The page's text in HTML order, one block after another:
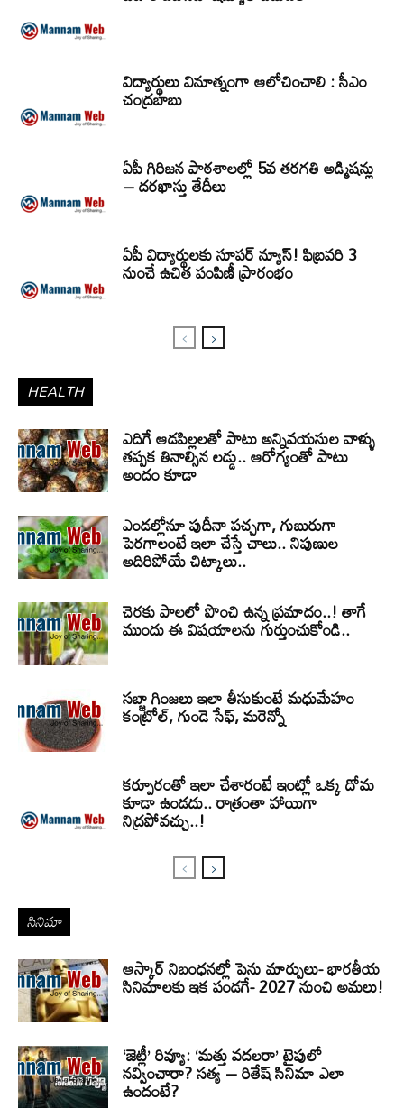
విద్యార్థులు వినూత్నంగా ఆలోచించాలి : సీఎం
చంద్రబాబు
ఏపీ గిరిజన పాఠశాలల్లో 5వ తరగతి అడ్మిషన్లు
– దరఖాస్తు తేదీలు
ఏపీ విద్యార్థులకు సూపర్ న్యూస్! ఫిబ్రవరి 3
నుంచే ఉచిత పంపిణీ ప్రారంభం
HEALTH
ఎదిగే ఆడపిల్లలతో పాటు అన్నివయసుల వాళ్ళు
తప్పక తినాల్సిన లడ్డు.. ఆరోగ్యంతో పాటు
అందం కూడా
ఎండల్లోనూ పుదీనా పచ్చగా, గుబురుగా
పెరగాలంటే ఇలా చేస్తే చాలు.. నిపుణుల
అదిరిపోయే చిట్కాలు..
చెరకు పాలలో పొంచి ఉన్న ప్రమాదం..! తాగే
ముందు ఈ విషయాలను గుర్తుంచుకోండి..
సబ్జా గింజలు ఇలా తీసుకుంటే మధుమేహం
కంట్రోల్, గుండె సేఫ్, మరెన్నో
కర్పూరంతో ఇలా చేశారంటే ఇంట్లో ఒక్క దోమ
కూడా ఉండదు.. రాత్రంతా హాయిగా
నిద్రపోవచ్చు..!
సినిమా
ఆస్కార్ నిబంధనల్లో పెను మార్పులు- భారతీయ
సినిమాలకు ఇక పండగే- 2027 నుంచి అమలు!
‘జెట్లీ’ రివ్యూ: ‘మత్తు వదలరా’ టైపులో
నవ్వించారా? సత్య – రితేష్ సినిమా ఎలా
ఉందంటే?